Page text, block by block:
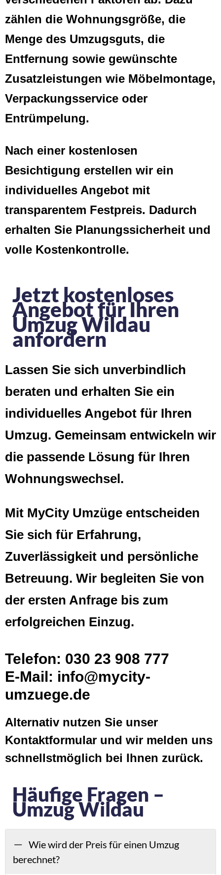
zählen die Wohnungsgröße, die
Menge des Umzugsguts, die
Entfernung sowie gewünschte
Zusatzleistungen wie Möbelmontage,
Verpackungsservice oder
Entrümpelung.
Nach einer kostenlosen
Besichtigung erstellen wir ein
individuelles Angebot mit
transparentem Festpreis. Dadurch
erhalten Sie Planungssicherheit und
volle Kostenkontrolle.
Jetzt kostenloses
Angebot für Ihren
Umzug Wildau
anfordern
Lassen Sie sich unverbindlich
beraten und erhalten Sie ein
individuelles Angebot für Ihren
Umzug. Gemeinsam entwickeln wir
die passende Lösung für Ihren
Wohnungswechsel.
Mit MyCity Umzüge entscheiden
Sie sich für Erfahrung,
Zuverlässigkeit und persönliche
Betreuung. Wir begleiten Sie von
der ersten Anfrage bis zum
erfolgreichen Einzug.
Telefon: 030 23 908 777
E-Mail: info@mycity-
umzuege.de
Alternativ nutzen Sie unser
Kontaktformular und wir melden uns
schnellstmöglich bei Ihnen zurück.
Häufige Fragen –
Umzug Wildau
Wie wird der Preis für einen Umzug
berechnet?